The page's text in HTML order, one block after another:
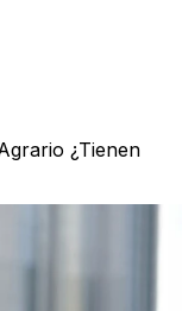
¿Tienen